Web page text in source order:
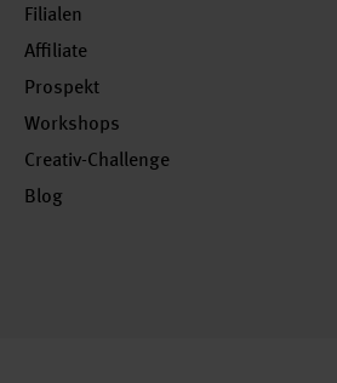
Filialen
Affiliate
Prospekt
Workshops
Creativ-Challenge
Blog